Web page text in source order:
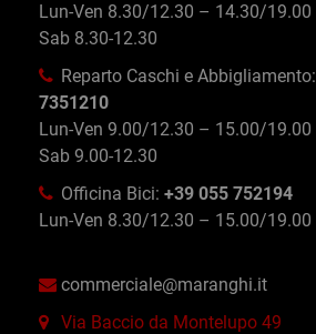
Lun-Ven 8.30/12.30 – 14.30/19.00
Sab 8.30-12.30
Reparto Caschi e Abbigliamento:
7351210
Lun-Ven 9.00/12.30 – 15.00/19.00
Sab 9.00-12.30
Officina Bici: +39 055 752194
Lun-Ven 8.30/12.30 – 15.00/19.00
commerciale@maranghi.it
Via Baccio da Montelupo 49